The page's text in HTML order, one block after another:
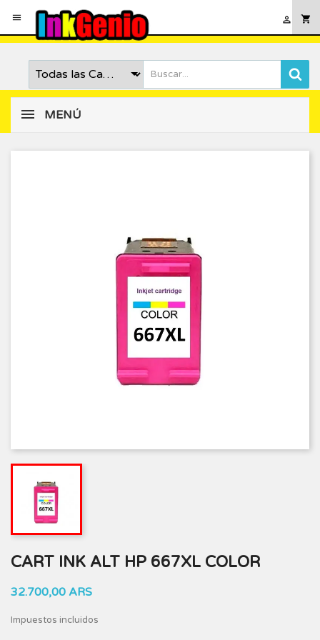
 shopping_cart

MENÚ
CART INK ALT HP 667XL COLOR
32.700,00 ARS
Impuestos incluidos